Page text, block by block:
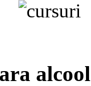
alcool